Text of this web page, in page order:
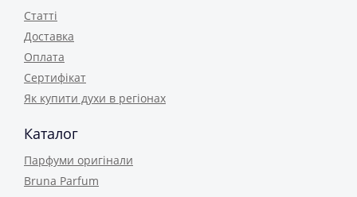
Статті
Доставка
Оплата
Сертифікат
Як купити духи в регіонах
Каталог
Парфуми оригінали
Bruna Parfum